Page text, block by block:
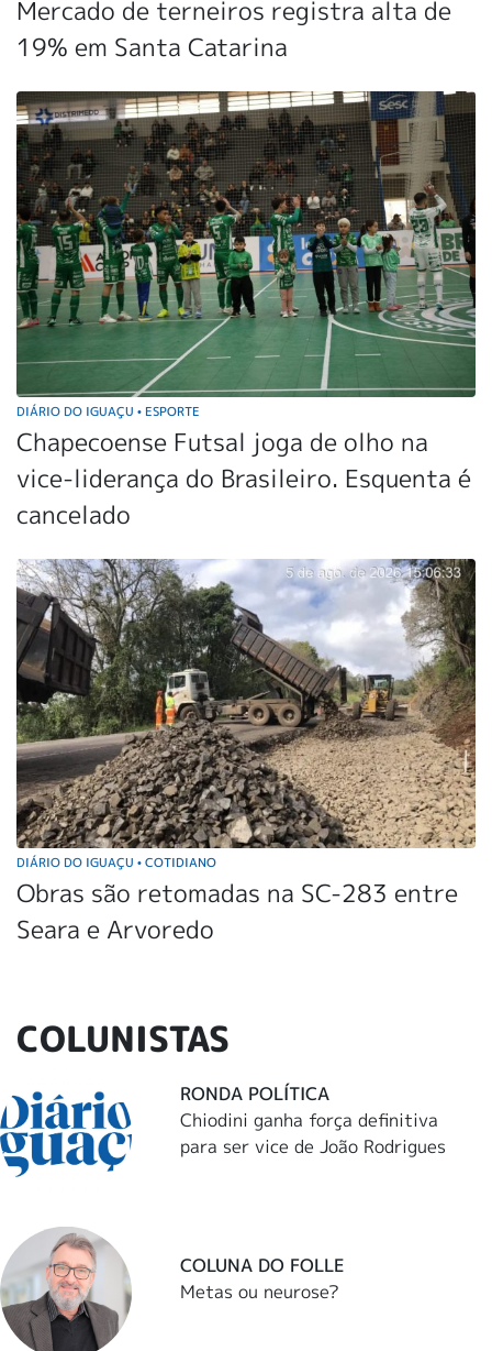
Mercado de terneiros registra alta de
19% em Santa Catarina
DIÁRIO DO IGUAÇU • ESPORTE
Chapecoense Futsal joga de olho na
vice-liderança do Brasileiro. Esquenta é
cancelado
DIÁRIO DO IGUAÇU • COTIDIANO
Obras são retomadas na SC-283 entre
Seara e Arvoredo
COLUNISTAS
RONDA POLÍTICA
Chiodini ganha força definitiva
para ser vice de João Rodrigues
COLUNA DO FOLLE
Metas ou neurose?